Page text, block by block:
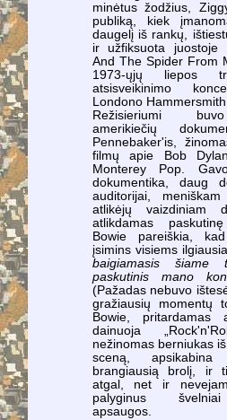
minėtus žodžius,
publiką, kiek
daugelį iš rankų,
ir užfiksuota juostoje
And The Spider From
1973-ųjų liepos
atsisveikinimo
Londono
Režisieriumi
amerikiečių
Pennebaker'is,
filmų apie Bob
Monterey Pop.
dokumentika, daug
auditorijai,
atlikėjų vaizdiniam
atlikdamas
Bowie pareiškia,
įsimins visiems
baigiamasis
paskutinis mano
(Pažadas nebuvo
gražiausių momentų
Bowie, pritardamas
dainuoja
nežinomas berniukas
sceną,
brangiausią brolį, ir
atgal, net ir
palyginus
apsaugos.